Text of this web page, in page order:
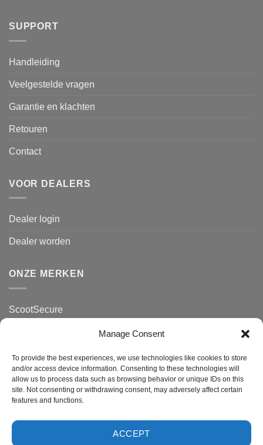
Manage Consent
To provide the best experiences, we use technologies like cookies to store
and/or access device information. Consenting to these technologies will
allow us to process data such as browsing behavior or unique IDs on this
site. Not consenting or withdrawing consent, may adversely affect certain
features and functions.
ACCEPT
SUPPORT
Handleiding
Veelgestelde vragen
Garantie en klachten
Retouren
Contact
VOOR DEALERS
Dealer login
Dealer worden
ONZE MERKEN
ScootSecure
ClassicSecure
Zakelijk